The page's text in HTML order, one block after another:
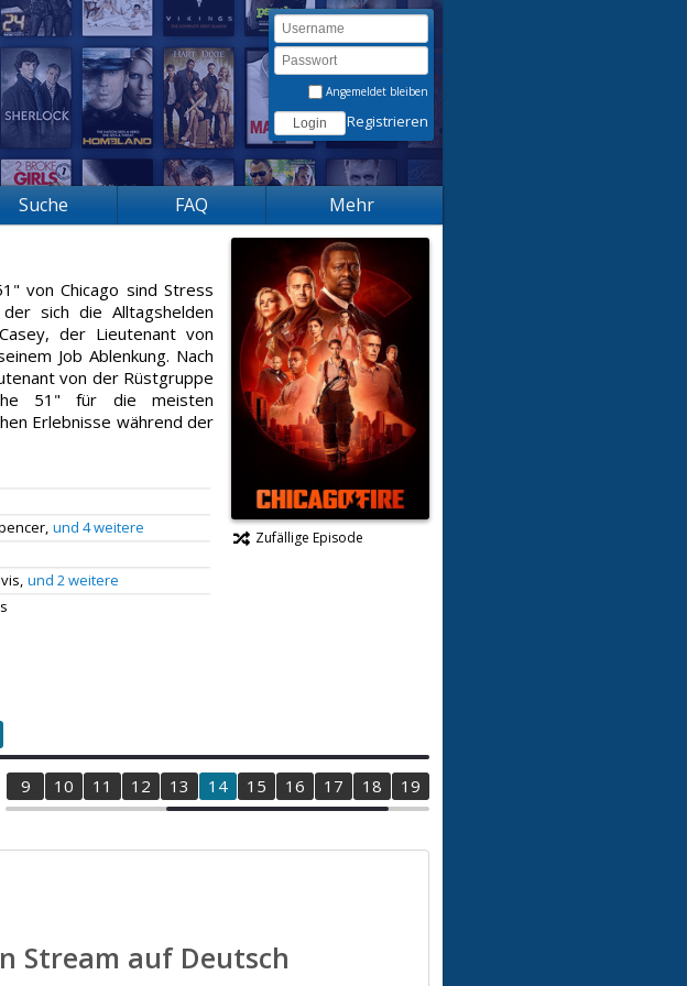
Angemeldet bleiben
Registrieren
Suche FAQ Mehr
von Chicago sind Stress
sich die Alltagshelden
der Lieutenant von
Job Ablenkung. Nach
von der Rüstgruppe
51" für die meisten
Erlebnisse während der
und 4 weitere
und 2 weitere
Zufällige Episode
9 10 11 12 13 14 15 16 17 18 19
Stream auf Deutsch